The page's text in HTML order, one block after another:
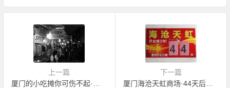
上一篇
下一篇
厦门海沧天虹商场·44天后开业